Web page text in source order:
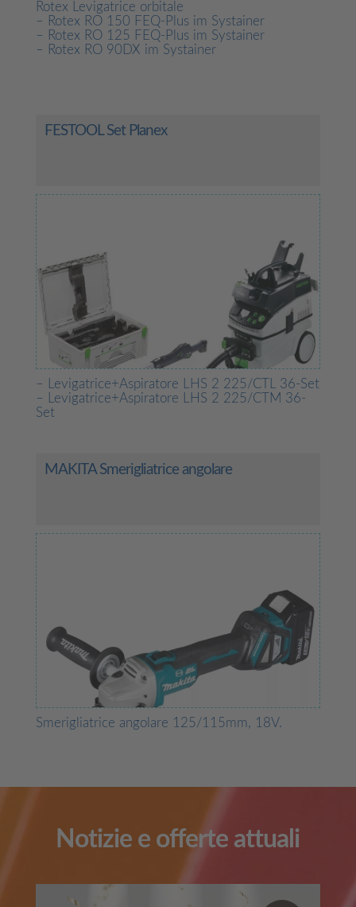
Rotex Levigatrice orbitale
– Rotex RO 150 FEQ-Plus im Systainer
– Rotex RO 125 FEQ-Plus im Systainer
– Rotex RO 90DX im Systainer
FESTOOL Set Planex
– Levigatrice+Aspiratore LHS 2 225/CTL 36-Set
– Levigatrice+Aspiratore LHS 2 225/CTM 36-
Set
MAKITA Smerigliatrice angolare
Smerigliatrice angolare 125/115mm, 18V.
Notizie e offerte attuali